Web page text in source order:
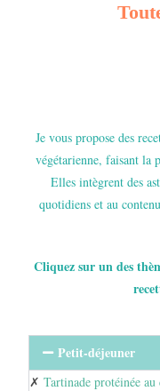
Je vous propose des
végétarienne, faisant la
Elles intègrent des
quotidiens et au
Cliquez sur un des
Petit-déjeuner
✗Tartinade protéinée au